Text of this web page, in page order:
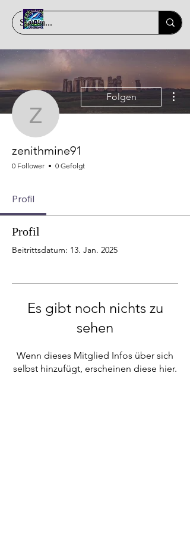
zenithmine91
Folgen
zenithmine91
0 Follower 0 Gefolgt
Profil
Profil
Beitrittsdatum: 13. Jan. 2025
Es gibt noch nichts zu
sehen
Wenn dieses Mitglied Infos über sich
selbst hinzufügt, erscheinen diese hier.